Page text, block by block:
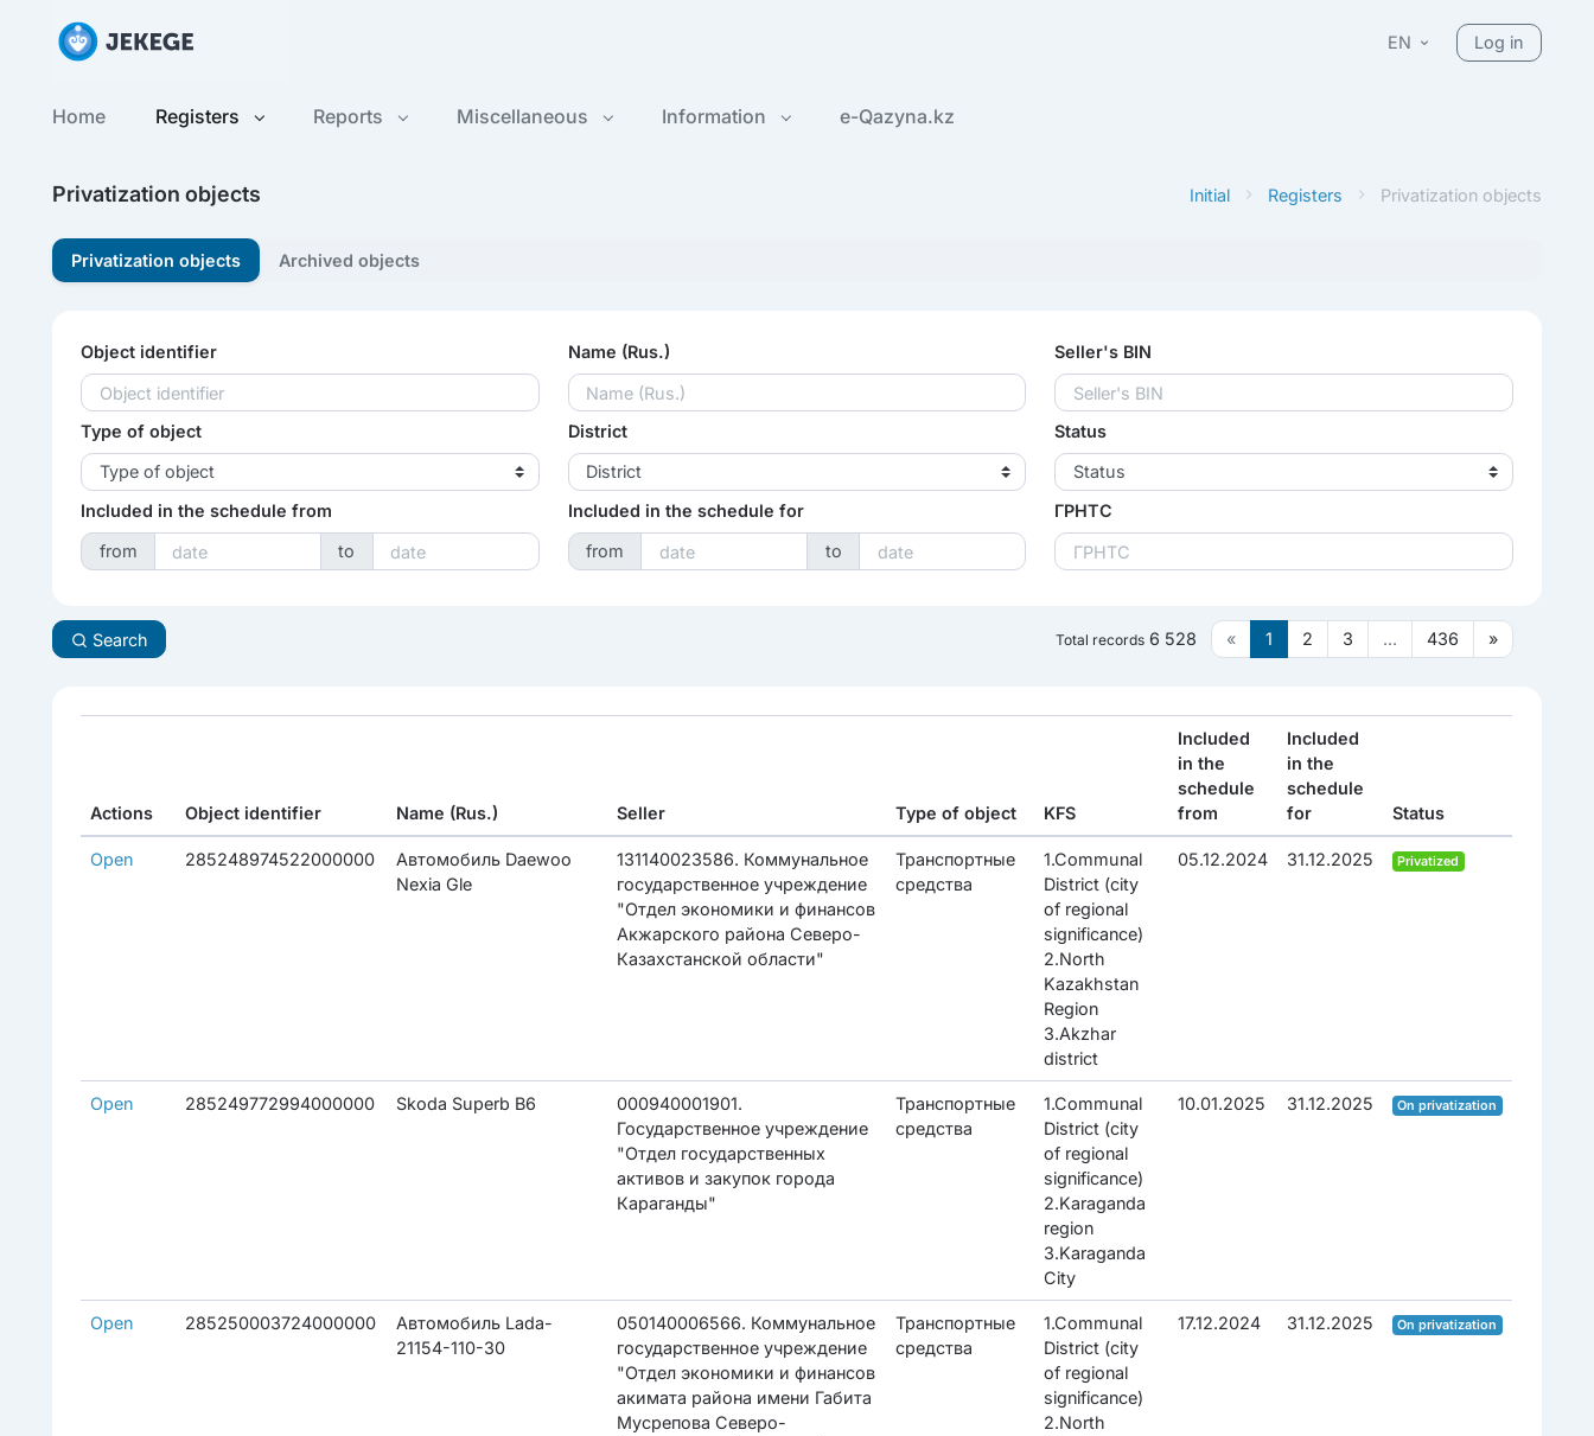
EN Log in
Home Registers Reports Miscellaneous Information e-Qazyna.kz
Initial Registers Privatization objects
Privatization objects
Privatization objects Archived objects
Object identifier Name (Rus.) Seller's BIN
Type of object
Type of object
District
District
Status
Status
Included in the schedule from
from
to
Included in the schedule for
from
to
ГРНТС
Search Total records6 528 « 1 2 3 ... 436 »
Actions Object identifier Name (Rus.) Seller Type of object KFS
Included
in the
schedule
from
Included
in the
schedule
for
Status
Open 285248974522000000
Автомобиль Daewoo
Nexia Gle
131140023586. Коммунальное
государственное учреждение
"Отдел экономики и финансов
Акжарского района Северо-
Казахстанской области"
Транспортные
средства
1.Communal
District (city
of regional
significance)
2.North
Kazakhstan
Region
3.Akzhar
district
05.12.2024 31.12.2025 Privatized
Open 285249772994000000 Skoda Superb B6
000940001901.
Государственное учреждение
"Отдел государственных
активов и закупок города
Караганды"
Транспортные
средства
1.Communal
District (city
of regional
significance)
2.Karaganda
region
3.Karaganda
City
10.01.2025 31.12.2025 On privatization
Open 285250003724000000
Автомобиль Lada-
21154-110-30
050140006566. Коммунальное
государственное учреждение
"Отдел экономики и финансов
акимата района имени Габита
Мусрепова Северо-
Транспортные
средства
1.Communal
District (city
of regional
significance)
2.North
17.12.2024 31.12.2025 On privatization